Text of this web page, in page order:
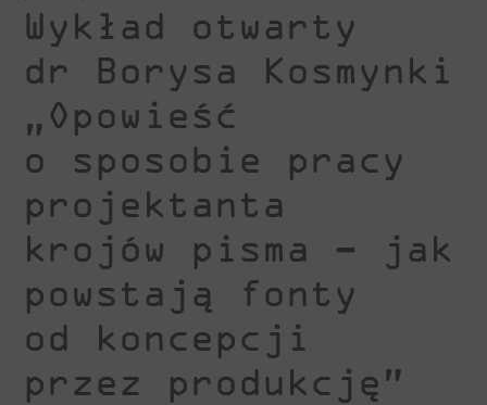
Wykład otwarty
dr Borysa Kosmynki
„Opowieść
o sposobie pracy
projektanta
krojów pisma – jak
powstają fonty
od koncepcji
przez produkcję”